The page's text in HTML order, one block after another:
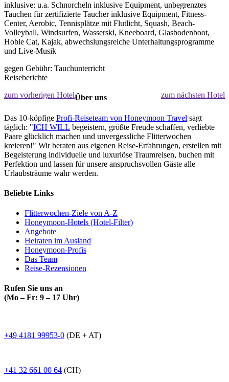
inklusive: u.a. Schnorcheln inklusive Equipment, unbegrenztes
Tauchen für zertifizierte Taucher inklusive Equipment, Fitness-
Center, Aerobic, Tennisplätze mit Flutlicht, Squash, Beach-
Volleyball, Windsurfen, Wasserski, Kneeboard, Glasbodenboot,
Hobie Cat, Kajak, abwechslungsreiche Unterhaltungsprogramme
und Live-Musik
gegen Gebühr: Tauchunterricht
Reiseberichte
zum vorherigen Hotel
zum nächsten Hotel
Über uns
Das 10-köpfige Profi-Reiseteam von Honeymoon Travel sagt
täglich: "ICH WILL begeistern, größte Freude schaffen, verliebte
Paare glücklich machen und unvergessliche Flitterwochen
kreieren!" Wir beraten aus eigenen Reise-Erfahrungen, erstellen mit
Begeisterung individuelle und luxuriöse Traumreisen, buchen mit
Perfektion und lassen für unsere anspruchsvollen Gäste alle
Urlaubsträume wahr werden.
Beliebte Links
Flitterwochen-Ziele von A-Z
Honeymoon-Hotels (Hotel-Filter)
Angebote
Heiraten im Ausland
Honeymoon-Profis
Das Team
Reise-Rezensionen
Rufen Sie uns an
(Mo – Fr: 9 – 17 Uhr)
+49 4181 99953-0 (DE + AT)
+41 32 661 00 64 (CH)